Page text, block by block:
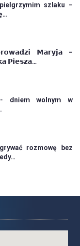
szlaku –
𝗠𝗮𝗿𝘆𝗷𝗮 –
𝗣𝗶𝗲𝘀𝘇𝗮…
dniem wolnym w
rozmowę bez